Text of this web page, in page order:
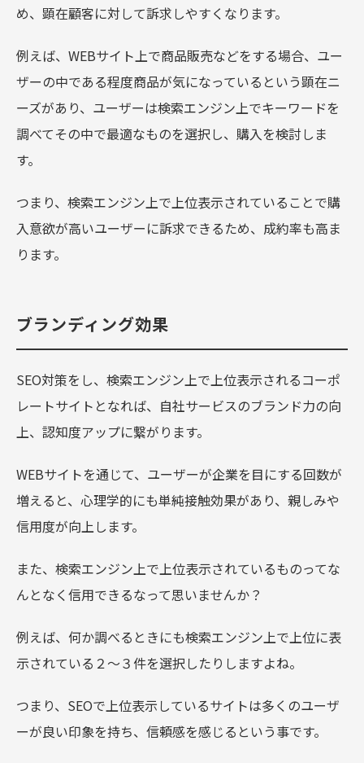
め、顕在顧客に対して訴求しやすくなります。
例えば、WEBサイト上で商品販売などをする場合、ユー
ザーの中である程度商品が気になっているという顕在ニ
ーズがあり、ユーザーは検索エンジン上でキーワードを
調べてその中で最適なものを選択し、購入を検討しま
す。
つまり、検索エンジン上で上位表示されていることで購
入意欲が高いユーザーに訴求できるため、成約率も高ま
ります。
ブランディング効果
SEO対策をし、検索エンジン上で上位表示されるコーポ
レートサイトとなれば、自社サービスのブランド力の向
上、認知度アップに繋がります。
WEBサイトを通じて、ユーザーが企業を目にする回数が
増えると、心理学的にも単純接触効果があり、親しみや
信用度が向上します。
また、検索エンジン上で上位表示されているものってな
んとなく信用できるなって思いませんか？
例えば、何か調べるときにも検索エンジン上で上位に表
示されている２〜３件を選択したりしますよね。
つまり、SEOで上位表示しているサイトは多くのユーザ
ーが良い印象を持ち、信頼感を感じるという事です。